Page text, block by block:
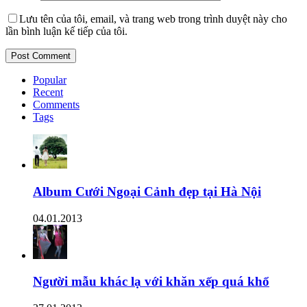
Lưu tên của tôi, email, và trang web trong trình duyệt này cho
lần bình luận kế tiếp của tôi.
Popular
Recent
Comments
Tags
Album Cưới Ngoại Cảnh đẹp tại Hà Nội
04.01.2013
Người mẫu khác lạ với khăn xếp quá khổ